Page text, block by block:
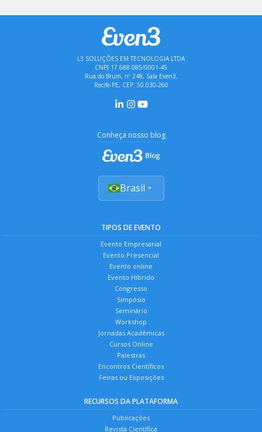
L3 SOLUÇÕES EM TECNOLOGIA LTDA
CNPJ 17.688.085/0001-45
Rua do Brum, nº 248, Sala Even3,
Recife-PE, CEP: 50.030-260
Conheça nosso blog
Brasil
TIPOS DE EVENTO
Evento Empresarial
Evento Presencial
Evento online
Evento Híbrido
Congresso
Simpósio
Seminário
Workshop
Jornadas Acadêmicas
Cursos Online
Palestras
Encontros Científicos
Feiras ou Exposições
RECURSOS DA PLATAFORMA
Publicações
Revista Científica